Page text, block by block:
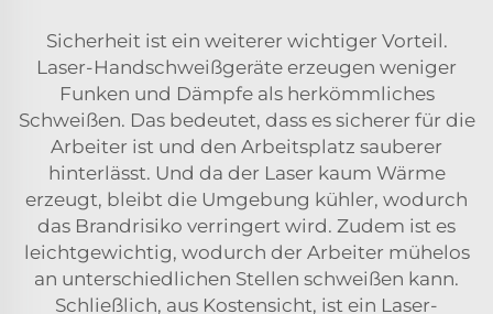
Sicherheit ist ein weiterer wichtiger Vorteil.
Laser-Handschweißgeräte erzeugen weniger
Funken und Dämpfe als herkömmliches
Schweißen. Das bedeutet, dass es sicherer für die
Arbeiter ist und den Arbeitsplatz sauberer
hinterlässt. Und da der Laser kaum Wärme
erzeugt, bleibt die Umgebung kühler, wodurch
das Brandrisiko verringert wird. Zudem ist es
leichtgewichtig, wodurch der Arbeiter mühelos
an unterschiedlichen Stellen schweißen kann.
Schließlich, aus Kostensicht, ist ein Laser-